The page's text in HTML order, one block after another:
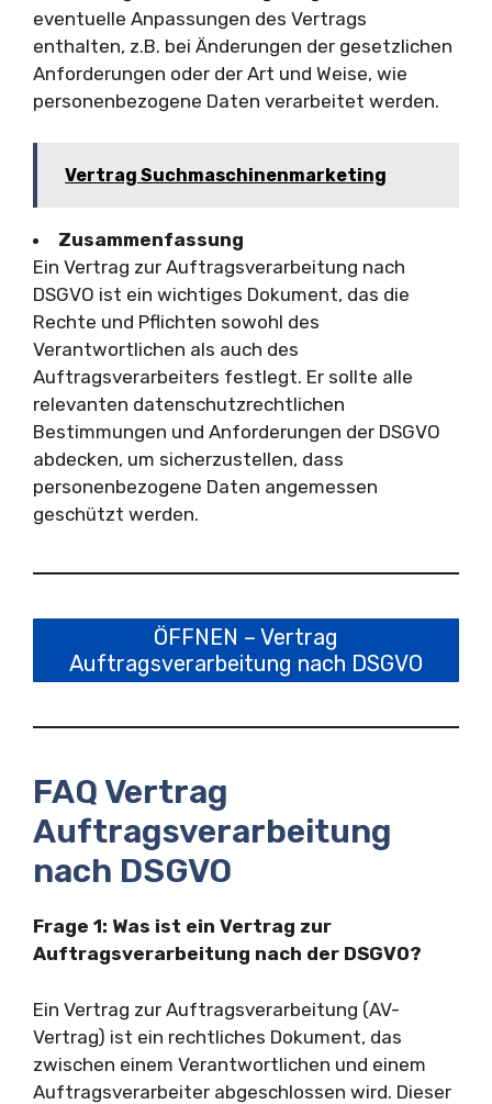
eventuelle Anpassungen des Vertrags
enthalten, z.B. bei Änderungen der gesetzlichen
Anforderungen oder der Art und Weise, wie
personenbezogene Daten verarbeitet werden.
Vertrag Suchmaschinenmarketing
Zusammenfassung
Ein Vertrag zur Auftragsverarbeitung nach
DSGVO ist ein wichtiges Dokument, das die
Rechte und Pflichten sowohl des
Verantwortlichen als auch des
Auftragsverarbeiters festlegt. Er sollte alle
relevanten datenschutzrechtlichen
Bestimmungen und Anforderungen der DSGVO
abdecken, um sicherzustellen, dass
personenbezogene Daten angemessen
geschützt werden.
ÖFFNEN – Vertrag
Auftragsverarbeitung nach DSGVO
FAQ Vertrag
Auftragsverarbeitung
nach DSGVO
Frage 1: Was ist ein Vertrag zur
Auftragsverarbeitung nach der DSGVO?
Ein Vertrag zur Auftragsverarbeitung (AV-
Vertrag) ist ein rechtliches Dokument, das
zwischen einem Verantwortlichen und einem
Auftragsverarbeiter abgeschlossen wird. Dieser